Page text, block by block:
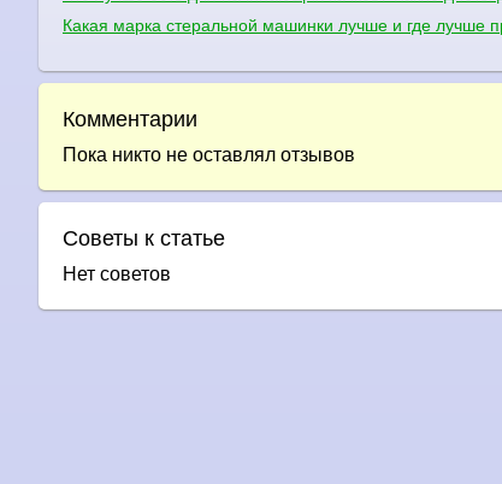
Какая марка стеральной машинки лучше и где лучше
Комментарии
Пока никто не оставлял отзывов
Советы к статье
Нет советов